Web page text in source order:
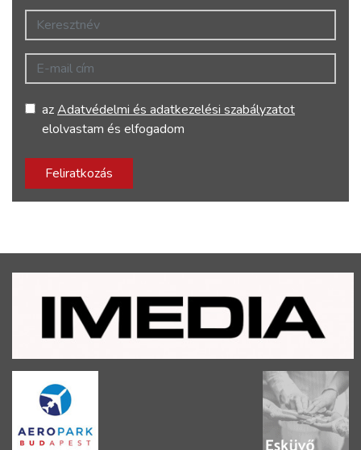
Keresztnév
E-mail cím
azAdatvédelmi és adatkezelési szabályzatot
elolvastam és elfogadom
Feliratkozás